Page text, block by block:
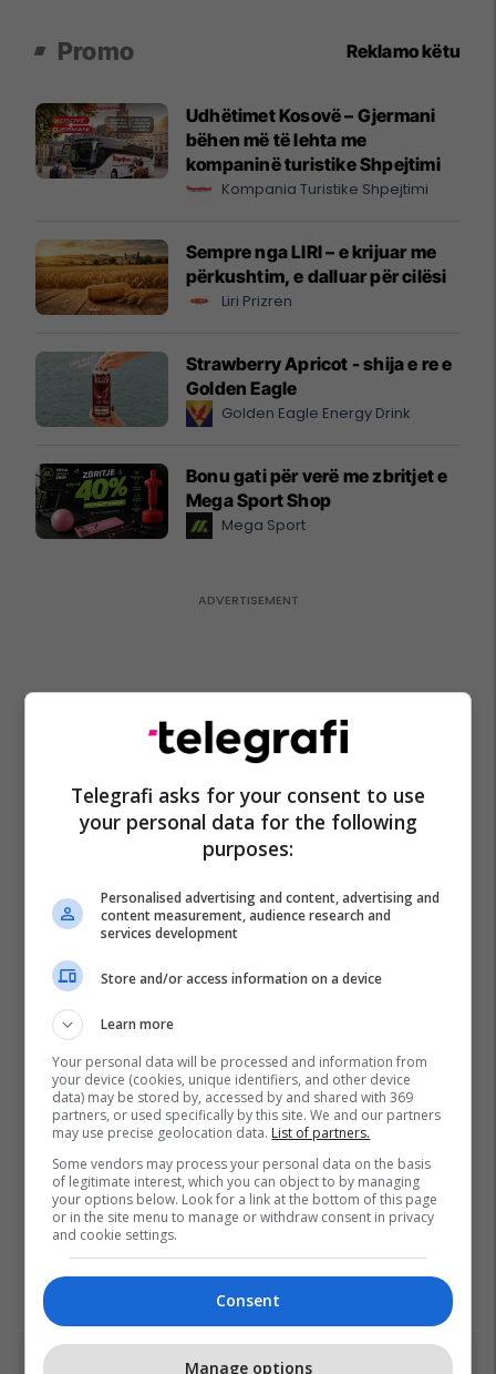
Promo Reklamo këtu
Udhëtimet Kosovë – Gjermani
bëhen më të lehta me
kompaninë turistike Shpejtimi
Kompania Turistike Shpejtimi
Sempre nga LIRI – e krijuar me
përkushtim, e dalluar për cilësi
Liri Prizren
Strawberry Apricot - shija e re e
Golden Eagle
Golden Eagle Energy Drink
Bonu gati për verë me zbritjet e
Mega Sport Shop
Mega Sport
Telegrafi asks for your consent to use
your personal data for the following
purposes:
Personalised advertising and content, advertising and
content measurement, audience research and
services development
Store and/or access information on a device
Learn more
Your personal data will be processed and information from
your device (cookies, unique identifiers, and other device
data) may be stored by, accessed by and shared with 369
partners, or used specifically by this site. We and our partners
may use precise geolocation data. List of partners.
Some vendors may process your personal data on the basis
of legitimate interest, which you can object to by managing
your options below. Look for a link at the bottom of this page
or in the site menu to manage or withdraw consent in privacy
and cookie settings.
Consent
Manage options